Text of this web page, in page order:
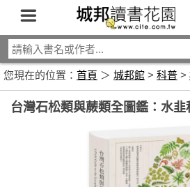
您現在的位置： 首頁 ＞ 城邦館 > 科普 >
台灣石松類與蕨類全圖鑑：水